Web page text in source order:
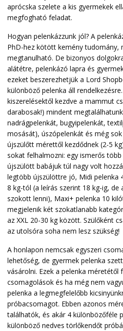
aprócska szelete a kis gyermekek
megfogható feladat.
Hogyan pelenkázzunk jól? A
PhD-hez kötött kemény tudomány,
megtanulható. De bizonyos
alátétre, pelenkázó lapra és
ezeket beszerezhetjük a Lord
különböző pelenka áll
kiszerelésektől kezdve a mammut
darabosak!) mindent
nadrágpelenkát, bugyipelenkát,
mosását), úszópelenkát és még
újszülőtt mérettől kezdődnek (2-5
sokat felhalmozni: egy ismerős
újszülött babájuk túl nagy volt
legtöbb újszülöttre jó, Midi pelenka
8 kg-tól (a leírás szerint 18 kg-ig, de
szokott lenni), Maxi+ pelenka 10
megjelenik két szokatlanabb
az XXL 20-30 kg között. Szülőként
az utolsóra soha nem lesz szükség!
A honlapon nemcsak egyszeri
lehetőség, de gyermek pelenka
vásárolni. Ezek a pelenka
csomagolások és ha még nem
pelenka a legmegfelelőbb
próbacsomagot. Ebben azonos
találhatók, és akár 4 különbözőféle
különböző nedves törlőkendőt